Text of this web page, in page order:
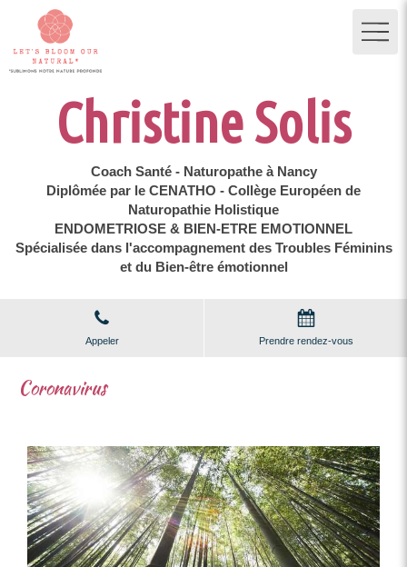
Christine Solis
Coach Santé - Naturopathe à Nancy
Diplômée par le CENATHO - Collège Européen de
Naturopathie Holistique
ENDOMETRIOSE & BIEN-ETRE EMOTIONNEL
Spécialisée dans l'accompagnement des Troubles Féminins
et du Bien-être émotionnel
Appeler Prendre rendez-vous
Coronavirus